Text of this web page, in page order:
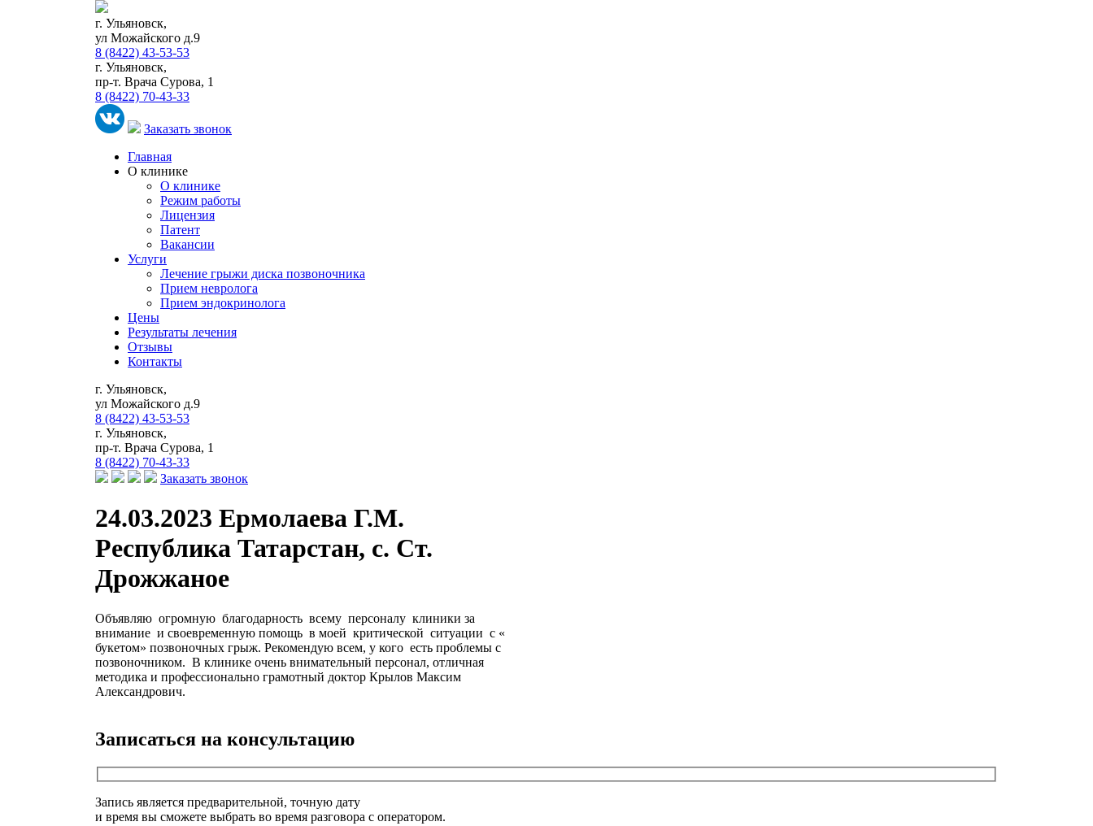
г. Ульяновск,
ул Можайского д.9
8 (8422) 43-53-53
г. Ульяновск,
пр-т. Врача Сурова, 1
8 (8422) 70-43-33
Заказать звонок
Главная
О клинике
О клинике
Режим работы
Лицензия
Патент
Вакансии
Услуги
Лечение грыжи диска позвоночника
Прием невролога
Прием эндокринолога
Цены
Результаты лечения
Отзывы
Контакты
г. Ульяновск,
ул Можайского д.9
8 (8422) 43-53-53
г. Ульяновск,
пр-т. Врача Сурова, 1
8 (8422) 70-43-33
Заказать звонок
24.03.2023 Ермолаева Г.М.
Республика Татарстан, с. Ст.
Дрожжаное
Объявляю огромную благодарность всему персоналу клиники за
внимание и своевременную помощь в моей критической ситуации с «
букетом» позвоночных грыж. Рекомендую всем, у кого есть проблемы с
позвоночником. В клинике очень внимательный персонал, отличная
методика и профессионально грамотный доктор Крылов Максим
Александрович.
Записаться на консультацию
Запись является предварительной, точную дату
и время вы сможете выбрать во время разговора с оператором.